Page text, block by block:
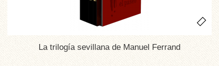
La trilogía sevillana de Manuel Ferrand